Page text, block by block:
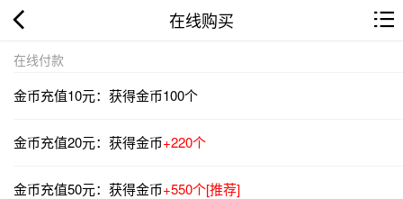
在线购买
在线付款
金币充值10元：获得金币100个
金币充值20元：获得金币+220个
金币充值50元：获得金币+550个[推荐]